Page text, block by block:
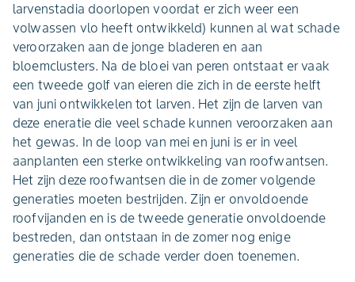
larvenstadia doorlopen voordat er zich weer een
volwassen vlo heeft ontwikkeld) kunnen al wat schade
veroorzaken aan de jonge bladeren en aan
bloemclusters. Na de bloei van peren ontstaat er vaak
een tweede golf van eieren die zich in de eerste helft
van juni ontwikkelen tot larven. Het zijn de larven van
deze eneratie die veel schade kunnen veroorzaken aan
het gewas. In de loop van mei en juni is er in veel
aanplanten een sterke ontwikkeling van roofwantsen.
Het zijn deze roofwantsen die in de zomer volgende
generaties moeten bestrijden. Zijn er onvoldoende
roofvijanden en is de tweede generatie onvoldoende
bestreden, dan ontstaan in de zomer nog enige
generaties die de schade verder doen toenemen.